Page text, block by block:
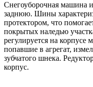
Снегоуборочная машина
заднюю. Шины
протектором, что
покрытых наледью
регулируется на
попавшие в агрегат,
зубчатого шнека.
корпус.